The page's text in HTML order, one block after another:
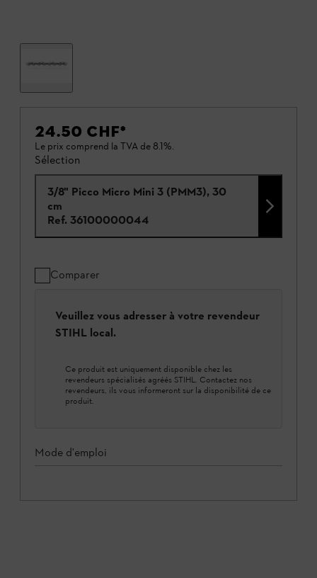
24.50 CHF*
Le prix comprend la TVA de 8.1%.
Sélection
3/8" Picco Micro Mini 3 (PMM3), 30
cm
Ref. 36100000044
Comparer
Veuillez vous adresser à votre revendeur
STIHL local.
Ce produit est uniquement disponible chez les
revendeurs spécialisés agréés STIHL. Contactez nos
revendeurs, ils vous informeront sur la disponibilité de ce
produit.
Mode d'emploi